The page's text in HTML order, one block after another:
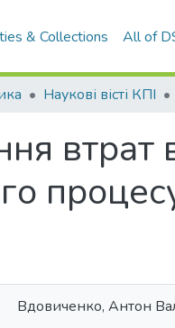
& Collections All of
Наукові вісті КПІ
втрат
Вдовиченко, Антон